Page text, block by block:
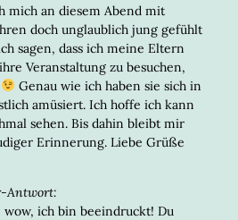
mich an diesem Abend mit
doch unglaublich jung gefühlt
sagen, dass ich meine Eltern
Veranstaltung zu besuchen,
Genau wie ich haben sie sich in
amüsiert. Ich hoffe ich kann
sehen. Bis dahin bleibt mir
Erinnerung. Liebe Grüße
Antwort:
wow, ich bin beeindruckt! Du